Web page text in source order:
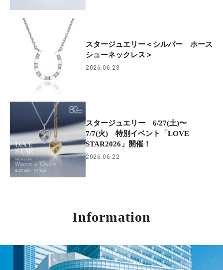
スタージュエリー＜シルバー ホース
シューネックレス＞
2026.06.23
スタージュエリー 6/27(土)〜
7/7(火) 特別イベント「LOVE
STAR2026」開催！
2026.06.22
Information